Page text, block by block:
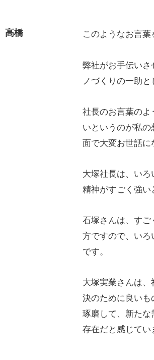
高橋 このようなお言葉
弊社がお手伝いさ
ノづくりの一助
社長のお言葉のよ
いというのが私
面で大変お世話に
大塚社長は、い
精神がすごく強い
石塚さんは、すご
方ですので、いろ
です。
大塚実業さんは
決のために良い
琢磨して、新たな
存在だと感じてい